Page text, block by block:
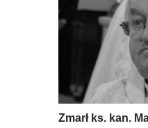
Zmarł ks. kan.